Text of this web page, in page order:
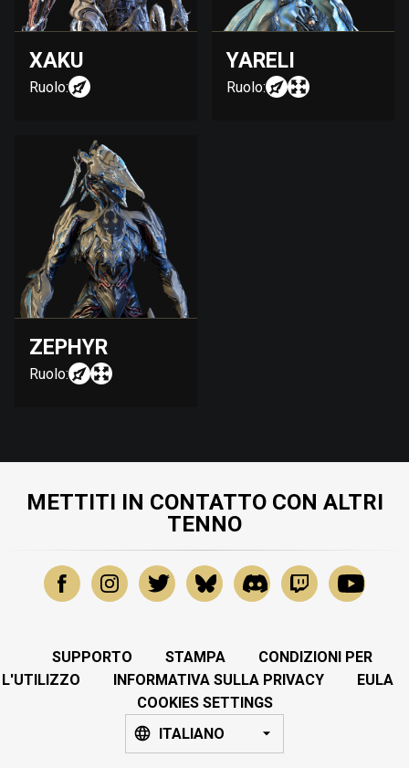
XAKU
Ruolo:
YARELI
Ruolo:
ZEPHYR
Ruolo:
METTITI IN CONTATTO CON ALTRI
TENNO
SUPPORTO STAMPA
CONDIZIONI PER
L'UTILIZZO
INFORMATIVA SULLA PRIVACY
EULA
COOKIES SETTINGS
ITALIANO